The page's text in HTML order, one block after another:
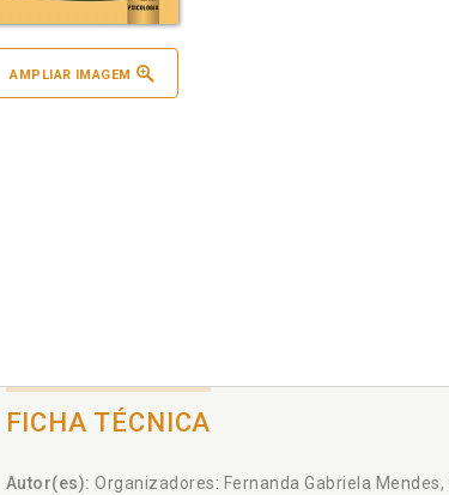
AMPLIAR IMAGEM
FICHA TÉCNICA
Autor(es): Organizadores: Fernanda Gabriela